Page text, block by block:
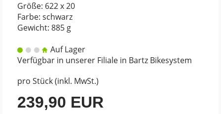
Größe: 622 x 20
Farbe: schwarz
Gewicht: 885 g
Auf Lager
Verfügbar in unserer Filiale in Bartz Bikesystem
pro Stück (inkl. MwSt.)
239,90 EUR